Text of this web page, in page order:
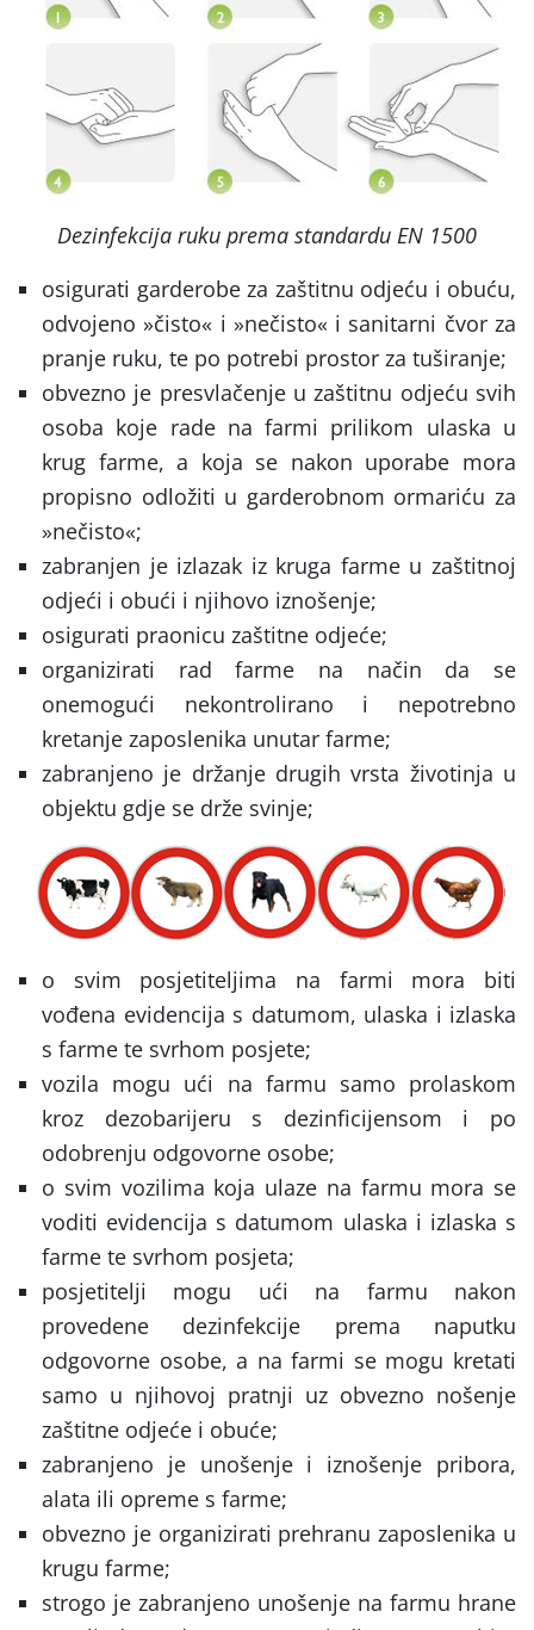
Dezinfekcija ruku prema standardu EN 1500
osigurati garderobe za zaštitnu odjeću i obuću,
odvojeno »čisto« i »nečisto« i sanitarni čvor za
pranje ruku, te po potrebi prostor za tuširanje;
obvezno je presvlačenje u zaštitnu odjeću svih
osoba koje rade na farmi prilikom ulaska u
krug farme, a koja se nakon uporabe mora
propisno odložiti u garderobnom ormariću za
»nečisto«;
zabranjen je izlazak iz kruga farme u zaštitnoj
odjeći i obući i njihovo iznošenje;
osigurati praonicu zaštitne odjeće;
organizirati rad farme na način da se
onemogući nekontrolirano i nepotrebno
kretanje zaposlenika unutar farme;
zabranjeno je držanje drugih vrsta životinja u
objektu gdje se drže svinje;
o svim posjetiteljima na farmi mora biti
vođena evidencija s datumom, ulaska i izlaska
s farme te svrhom posjete;
vozila mogu ući na farmu samo prolaskom
kroz dezobarijeru s dezinficijensom i po
odobrenju odgovorne osobe;
o svim vozilima koja ulaze na farmu mora se
voditi evidencija s datumom ulaska i izlaska s
farme te svrhom posjeta;
posjetitelji mogu ući na farmu nakon
provedene dezinfekcije prema naputku
odgovorne osobe, a na farmi se mogu kretati
samo u njihovoj pratnji uz obvezno nošenje
zaštitne odjeće i obuće;
zabranjeno je unošenje i iznošenje pribora,
alata ili opreme s farme;
obvezno je organizirati prehranu zaposlenika u
krugu farme;
strogo je zabranjeno unošenje na farmu hrane